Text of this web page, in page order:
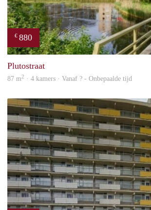
€ 880
Plutostraat
87 m2 · 4 kamers · Vanaf ? - Onbepaalde tijd